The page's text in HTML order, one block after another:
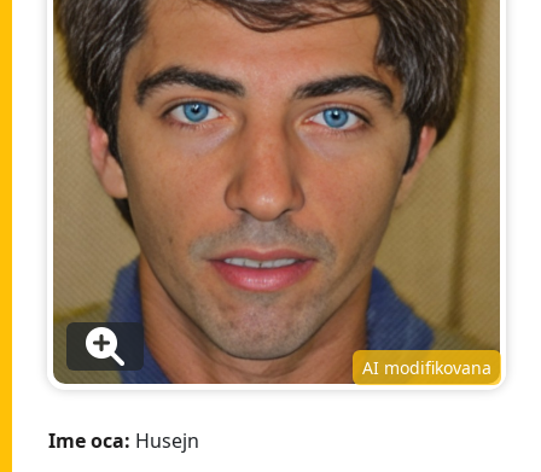
AI modifikovana
Ime oca: Husejn